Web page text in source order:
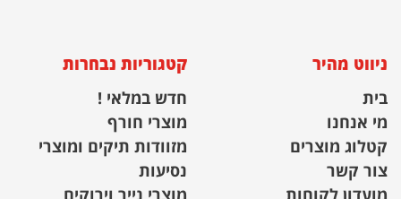
ניווט מהיר
בית
מי אנחנו
קטלוג מוצרים
צור קשר
קטגוריות נבחרות
חדש במלאי !
מוצרי חורף
מזוודות תיקים ומוצרי
נסיעות